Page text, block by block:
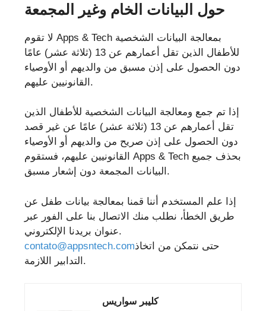
حول البيانات الخام وغير المجمعة
لا تقوم Apps & Tech بمعالجة البيانات الشخصية
للأطفال الذين تقل أعمارهم عن 13 (ثلاثة عشر) عامًا
دون الحصول على إذن مسبق من والديهم أو الأوصياء
القانونيين عليهم.
إذا تم جمع ومعالجة البيانات الشخصية للأطفال الذين
تقل أعمارهم عن 13 (ثلاثة عشر) عامًا عن غير قصد
دون الحصول على إذن صريح من والديهم أو الأوصياء
القانونيين عليهم، فستقوم Apps & Tech بحذف جميع
البيانات المجمعة دون إشعار مسبق.
إذا علم المستخدم أننا قمنا بمعالجة بيانات طفل عن
طريق الخطأ، نطلب منك الاتصال بنا على الفور عبر
عنوان بريدنا الإلكتروني.
contato@appsntech.comحتى نتمكن من اتخاذ
التدابير اللازمة.
كليبر سواريس